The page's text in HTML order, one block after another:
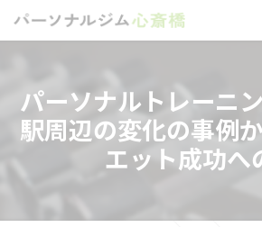
パーソナルトレーニ
駅周辺の変化の事例
エット成功へ